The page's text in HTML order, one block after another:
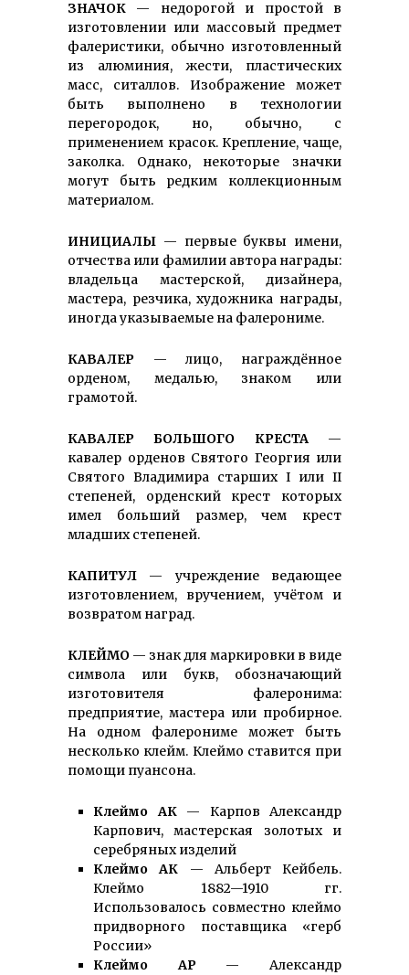
ЗНАЧОК — недорогой и простой в
изготовлении или массовый предмет
фалеристики, обычно изго­товленный
из алюминия, жести, пластических
масс, ситаллов. Изображение может
быть выполнено в технологии
перегородок, но, обычно, с
применением красок. Крепление, чаще,
заколка. Однако, некоторые значки
могут быть редким коллекционным
материалом.
ИНИЦИАЛЫ — первые буквы имени,
отчества или фамилии автора награды:
владельца мастерской, дизайнера,
мастера, резчика, художника награды,
иногда указываемые на фалерониме.
КАВАЛЕР — лицо, награждённое
орденом, медалью, знаком или
грамотой.
КАВАЛЕР БОЛЬШОГО КРЕСТА—
кавалер орденов Святого Георгия или
Святого Владимира старших I или II
степеней, орденский крест которых
имел больший размер, чем крест
младших степеней.
КАПИТУЛ — учреждение ведающее
изготовлением, вручением, учётом и
возвратом наград.
КЛЕЙМО — знак для маркировки в виде
символа или букв, обозначающий
изготовителя фалеронима:
предприятие, мастера или пробирное.
На одном фалерониме может быть
несколько клейм. Клеймо ставится при
помощи пуансона.
Клеймо АК— Карпов Александр
Карпович, мастерская золотых и
серебряных изделий
Клеймо АК — Альберт Кейбель.
Клеймо 1882—1910 гг.
Использовалось совместно клеймо
придворного поставщика «герб
России»
Клеймо АР— Александр